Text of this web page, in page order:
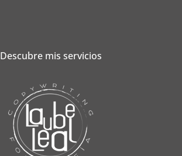
Descubre mis servicios